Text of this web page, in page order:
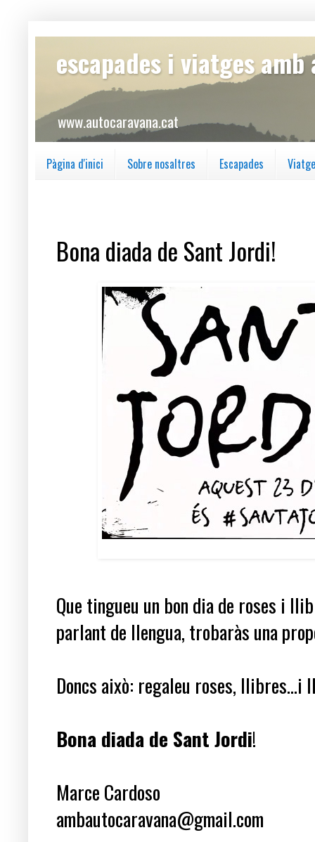
escapades i viatges
www.autocaravana.cat
Pàgina d'inici Sobre nosaltres Escapades
Bona diada de Sant Jordi!
Que tingueu un bon dia de roses i
parlant de llengua, trobaràs una
Doncs això: regaleu roses, llibres...i
Bona diada de Sant Jordi!
Marce Cardoso
ambautocaravana@gmail.com